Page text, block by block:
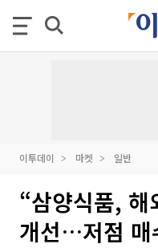
이투데이 마켓 일반
“삼양식품, 해
개선…저점 매